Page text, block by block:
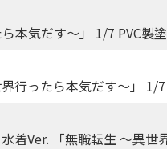
本気だす～」 1/7 PVC製
行ったら本気だす～」 1/
着Ver. 「無職転生 ～異